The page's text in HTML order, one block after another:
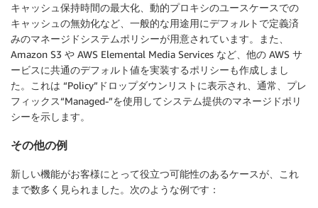
キャッシュ保持時間の最大化、動的プロキシのユースケースでの
キャッシュの無効化など、一般的な用途用にデフォルトで定義済
みのマネージドシステムポリシーが用意されています。また、
Amazon S3 や AWS Elemental Media Services など、他の AWS サ
ービスに共通のデフォルト値を実装するポリシーも作成しまし
た。これは “Policy”ドロップダウンリストに表示され、通常、プレ
フィックス“Managed-”を使用してシステム提供のマネージドポリ
シーを示します。
その他の例
新しい機能がお客様にとって役立つ可能性のあるケースが、これ
まで数多く見られました。次のような例です：